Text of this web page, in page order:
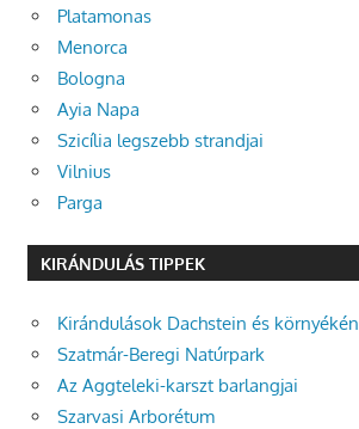
Platamonas
Menorca
Bologna
Ayia Napa
Szicília legszebb strandjai
Vilnius
Parga
KIRÁNDULÁS TIPPEK
Kirándulások Dachstein és környékén
Szatmár-Beregi Natúrpark
Az Aggteleki-karszt barlangjai
Szarvasi Arborétum